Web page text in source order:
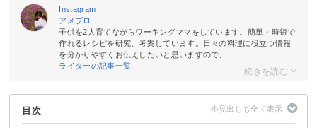
Instagram
アメブロ
子供を2人育てながらワーキングママをしています。簡単・時短で
作れるレシピを研究、考案しています。日々の料理に役立つ情報
を分かりやすくお伝えしたいと思いますので、...
ライターの記事一覧
目次